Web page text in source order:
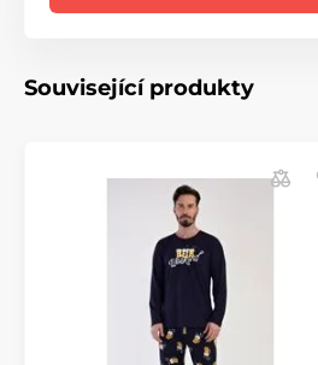
Související produkty